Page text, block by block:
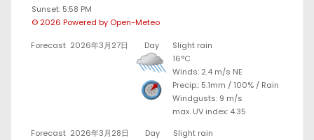
Sunset: 5:58 PM
© 2026 Powered by Open-Meteo
Forecast 2026年3月27日 Day
Slight rain
16°C
Winds: 2.4 m/s NE
Precip.: 5.1mm / 100% / Rain
Windgusts: 9 m/s
max. UV index: 4.35
Forecast 2026年3月28日 Day
Slight rain